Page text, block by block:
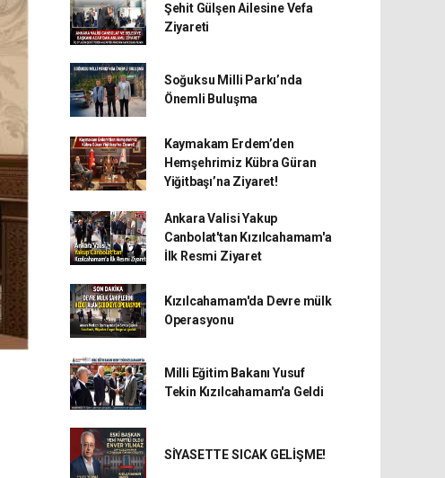
Şehit Gülşen Ailesine Vefa
Ziyareti
Soğuksu Milli Parkı’nda
Önemli Buluşma
Kaymakam Erdem’den
Hemşehrimiz Kübra Güran
Yiğitbaşı’na Ziyaret!
Ankara Valisi Yakup
Canbolat'tan Kızılcahamam'a
İlk Resmi Ziyaret
Kızılcahamam'da Devre mülk
Operasyonu
Milli Eğitim Bakanı Yusuf
Tekin Kızılcahamam'a Geldi
SİYASETTE SICAK GELİŞME!